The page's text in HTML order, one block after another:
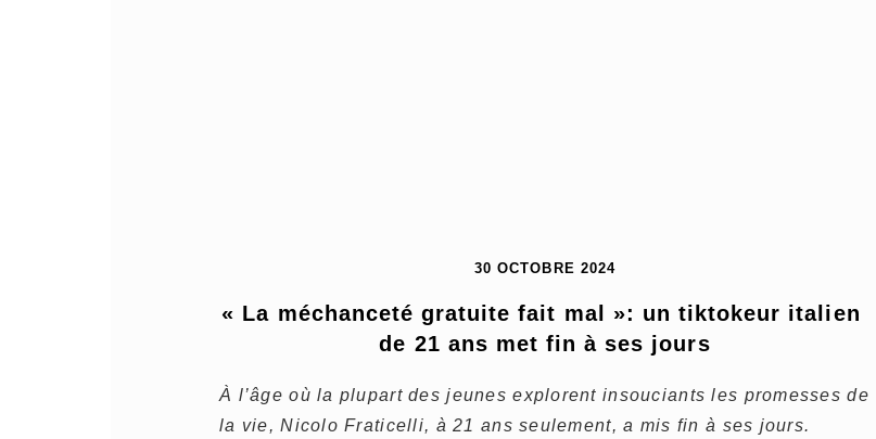
30 OCTOBRE 2024
« La méchanceté gratuite fait mal »: un tiktokeur italien
de 21 ans met fin à ses jours
À l’âge où la plupart des jeunes explorent insouciants les promesses de
la vie, Nicolo Fraticelli, à 21 ans seulement, a mis fin à ses jours.